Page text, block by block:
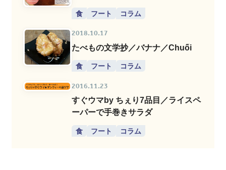
食 フート コラム
2018.10.17
たべもの文学抄／バナナ／Chuối
食 フート コラム
2016.11.23
すぐウマby ちぇり7品目／ライスペ
ーパーで手巻きサラダ
食 フート コラム